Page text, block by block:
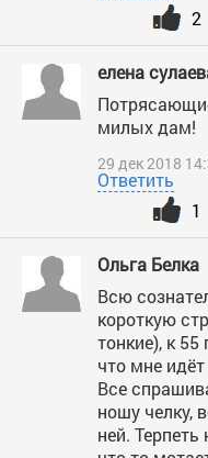
2
елена
милых дам!
29 дек 2018
Ответить
1
Ольга Белка
Всю
короткую
тонкие), к
что мне
Все
ношу челку,
ней. Терпеть